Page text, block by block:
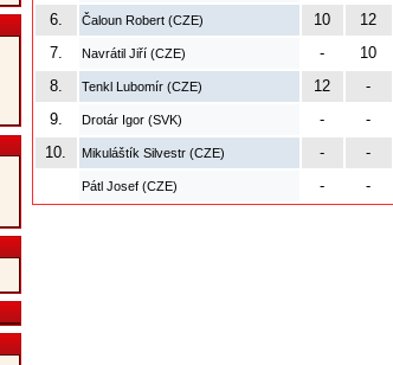
6.
Čaloun Robert (CZE) 10 12
7.
Navrátil Jiří (CZE) - 10
8.
Tenkl Lubomír (CZE) 12 -
9.
Drotár Igor (SVK) - -
10.
Mikuláštík Silvestr (CZE) - -
Pátl Josef (CZE) - -